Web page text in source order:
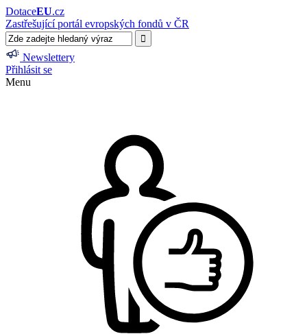
DotaceEU.cz
Zastřešující portál evropských fondů v ČR
Newslettery
Přihlásit se
Menu